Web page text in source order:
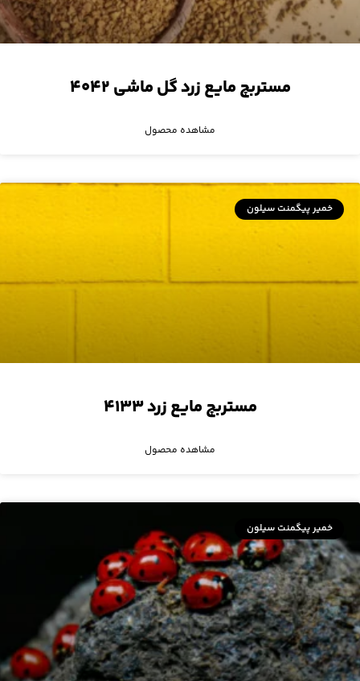
مستربچ مایع زرد گل ماشی ۴۰۴۲
مشاهده محصول
خمیر پیگمنت سیلون
مستربچ مایع زرد ۴۱۳۳
مشاهده محصول
خمیر پیگمنت سیلون